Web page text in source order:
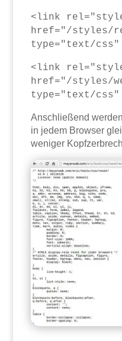
<link
href="/styles/
type="text/
<link
href="/styles/
type="text/
Anschließend
in jedem Browser
weniger